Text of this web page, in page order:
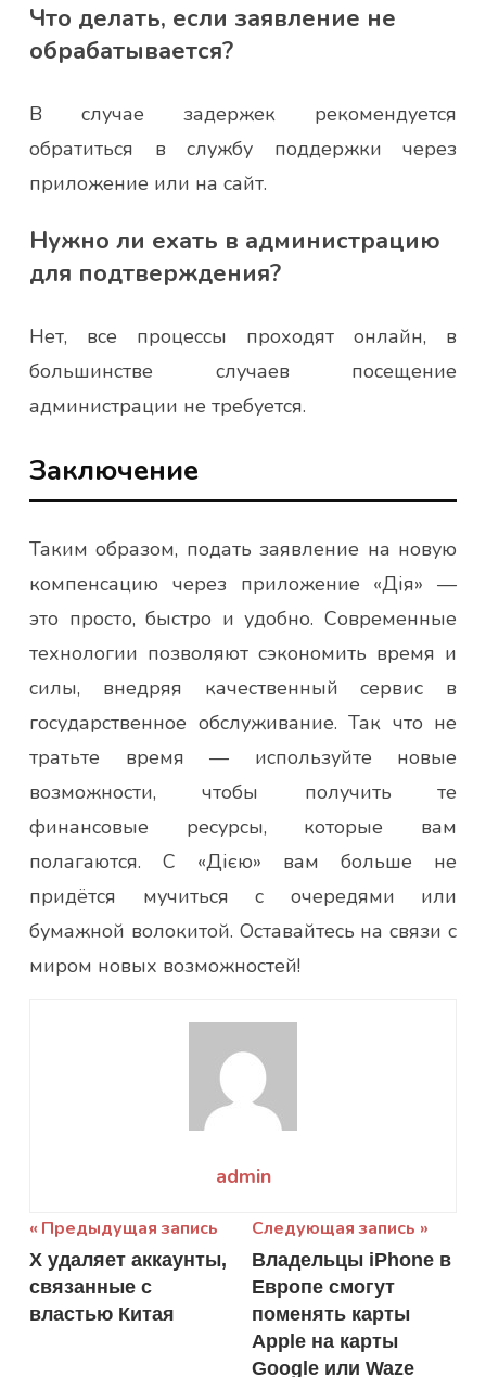
Что делать, если заявление не
обрабатывается?
В случае задержек рекомендуется
обратиться в службу поддержки через
приложение или на сайт.
Нужно ли ехать в администрацию
для подтверждения?
Нет, все процессы проходят онлайн, в
большинстве случаев посещение
администрации не требуется.
Заключение
Таким образом, подать заявление на новую
компенсацию через приложение «Дія» —
это просто, быстро и удобно. Современные
технологии позволяют сэкономить время и
силы, внедряя качественный сервис в
государственное обслуживание. Так что не
тратьте время — используйте новые
возможности, чтобы получить те
финансовые ресурсы, которые вам
полагаются. С «Дією» вам больше не
придётся мучиться с очередями или
бумажной волокитой. Оставайтесь на связи с
миром новых возможностей!
admin
Навигация
по
записям
Предыдущая запись
X удаляет аккаунты,
связанные с
властью Китая
Следующая запись
Владельцы iPhone в
Европе смогут
поменять карты
Apple на карты
Google или Waze